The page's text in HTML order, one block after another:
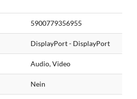
5900779356955
DisplayPort - DisplayPort
Audio, Video
Nein